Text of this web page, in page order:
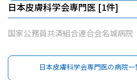
日本皮膚科学会専門医 [1件]
国家公務員共済組合連合会名城病院
日本皮膚科学会専門医の病院